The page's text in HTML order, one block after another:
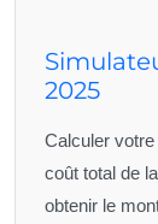
2025
Calculer
coût total de
obtenir le